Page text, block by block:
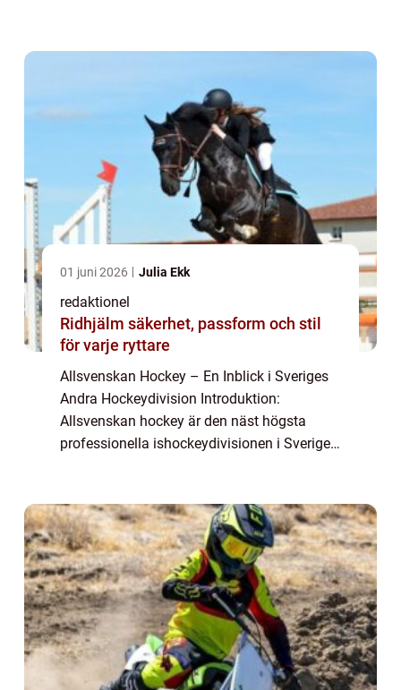
01 juni 2026 Julia Ekk
redaktionel
Ridhjälm säkerhet, passform och stil
för varje ryttare
Allsvenskan Hockey – En Inblick i Sveriges
Andra Hockeydivision Introduktion:
Allsvenskan hockey är den näst högsta
professionella ishockeydivisionen i Sverige,